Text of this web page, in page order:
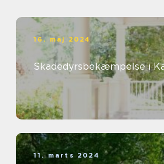
16. maj 2024
Skadedyrsbekæmpelse i
11. marts 2024